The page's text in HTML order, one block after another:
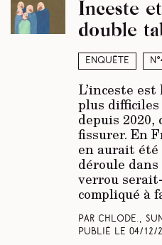
Enquête
Inceste
double
L’inceste est
plus difficiles
depuis 2020,
fissurer. En
en aurait été
déroule
verrou
compliqué à
Par Chlode.,
Publié le 04/12/